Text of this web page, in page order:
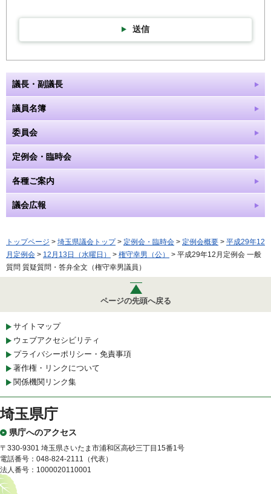
送信
議長・副議長
議員名簿
委員会
定例会・臨時会
各種ご案内
議会広報
トップページ > 埼玉県議会トップ> 定例会・臨時会 > 定例会概要 > 平成29年12
月定例会 > 12月13日（水曜日） > 権守幸男（公）
> 平成29年12月定例会 一般
質問 質疑質問・答弁全文（権守幸男議員）
ページの先頭へ戻る
サイトマップ
ウェブアクセシビリティ
プライバシーポリシー・免責事項
著作権・リンクについて
関係機関リンク集
埼玉県庁
県庁へのアクセス
〒330-9301 埼玉県さいたま市浦和区高砂三丁目15番1号
電話番号：048-824-2111（代表）
法人番号：1000020110001